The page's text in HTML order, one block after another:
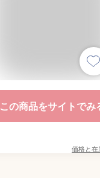
この商品をサイトでみ
価格と在